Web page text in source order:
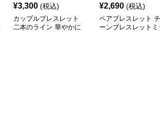
¥3,300 (税込)
カップルブレスレット
二本のライン 華やかに
¥2,690 (税込)
ペアブレスレット
ーンブレスレットミ